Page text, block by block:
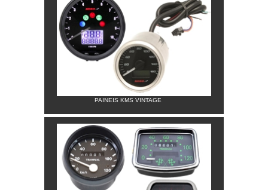
PAINEIS KMS VINTAGE